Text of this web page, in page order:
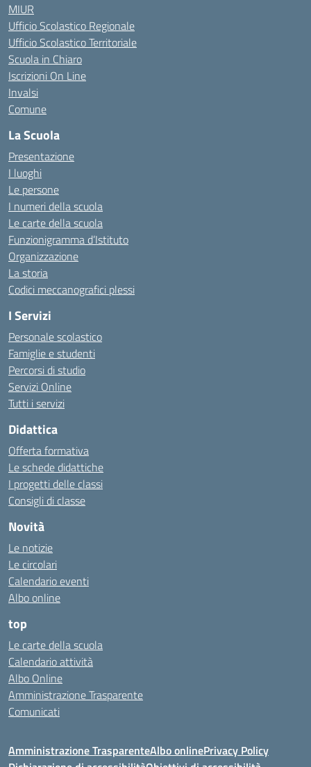
MIUR
Ufficio Scolastico Regionale
Ufficio Scolastico Territoriale
Scuola in Chiaro
Iscrizioni On Line
Invalsi
Comune
La Scuola
Presentazione
I luoghi
Le persone
I numeri della scuola
Le carte della scuola
Funzionigramma d’Istituto
Organizzazione
La storia
Codici meccanografici plessi
I Servizi
Personale scolastico
Famiglie e studenti
Percorsi di studio
Servizi Online
Tutti i servizi
Didattica
Offerta formativa
Le schede didattiche
I progetti delle classi
Consigli di classe
Novità
Le notizie
Le circolari
Calendario eventi
Albo online
top
Le carte della scuola
Calendario attività
Albo Online
Amministrazione Trasparente
Comunicati
Amministrazione TrasparenteAlbo onlinePrivacy Policy